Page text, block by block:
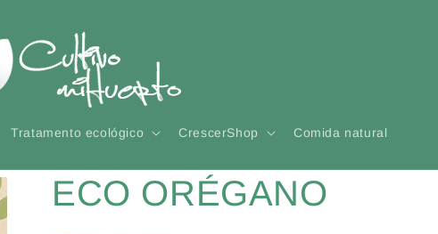
Tratamento ecológico CrescerShop Comida natural
ECO ORÉGANO